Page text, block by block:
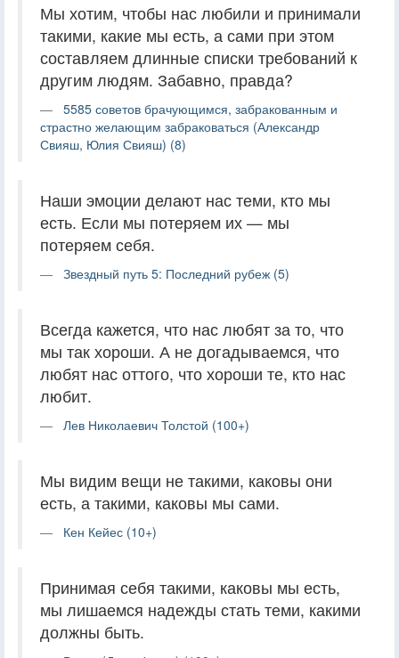
Мы хотим, чтобы нас любили и принимали
такими, какие мы есть, а сами при этом
составляем длинные списки требований к
другим людям. Забавно, правда?
5585 советов брачующимся, забракованным и
страстно желающим забраковаться (Александр
Свияш, Юлия Свияш) (8)
Наши эмоции делают нас теми, кто мы
есть. Если мы потеряем их — мы
потеряем себя.
Звездный путь 5: Последний рубеж (5)
Всегда кажется, что нас любят за то, что
мы так хороши. А не догадываемся, что
любят нас оттого, что хороши те, кто нас
любит.
Лев Николаевич Толстой (100+)
Мы видим вещи не такими, каковы они
есть, а такими, каковы мы сами.
Кен Кейес (10+)
Принимая себя такими, каковы мы есть,
мы лишаемся надежды стать теми, какими
должны быть.